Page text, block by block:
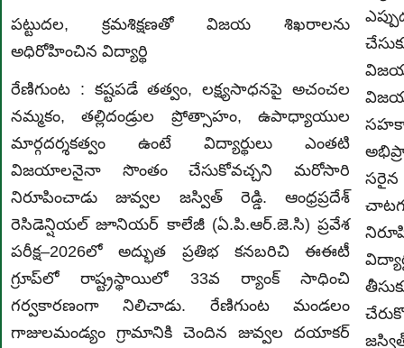
పట్టుదల, క్రమశిక్షణతో విజయ శిఖరాలను
అధిరోహించిన విద్యార్థి
రేణిగుంట : కష్టపడే తత్వం, లక్ష్యసాధనపై అచంచల
నమ్మకం, తల్లిదండ్రుల ప్రోత్సాహం, ఉపాధ్యాయుల
మార్గదర్శకత్వం ఉంటే విద్యార్థులు ఎంతటి
విజయాలనైనా సొంతం చేసుకోవచ్చని మరోసారి
నిరూపించాడు జువ్వల జస్విత్ రెడ్డి. ఆంధ్రప్రదేశ్
రెసిడెన్షియల్ జూనియర్ కాలేజీ (ఏ.పి.ఆర్.జె.సి) ప్రవేశ
పరీక్ష–2026లో అద్భుత ప్రతిభ కనబరిచి ఈఈటీ
గ్రూప్‌లో రాష్ట్రస్థాయిలో 33వ ర్యాంక్ సాధించి
గర్వకారణంగా నిలిచాడు. రేణిగుంట మండలం
గాజులమండ్యం గ్రామానికి చెందిన జువ్వల దయాకర్